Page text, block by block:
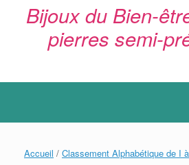
Bijoux du Bien-
pierres semi-
Accueil / Classement Alphabétique de I